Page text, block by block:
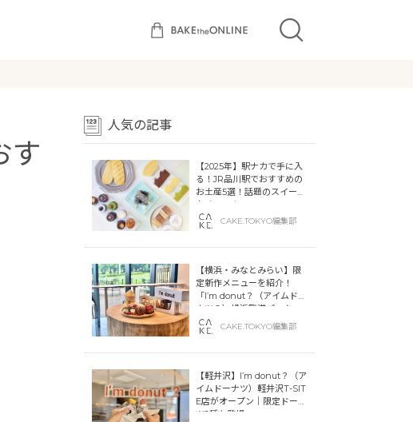
す
人気の記事
【2025年】駅ナカで手に入
る！JR品川駅でおすすめの
お土産5選！話題のスイーツ
をチェック
CAKE.TOKYO編集部
【横浜・みなとみらい】限
定新作メニューを紹介！
「I’m donut？（アイムドー
ナツ？）横浜臨港パーク」
「dacō（ダコー）横浜臨港
パーク」横浜ティンバーワ
CAKE.TOKYO編集部
【軽井沢】I’m donut？（ア
イムドーナツ）軽井沢T-SIT
E店がオープン｜限定ドーナ
ツ2種も登場